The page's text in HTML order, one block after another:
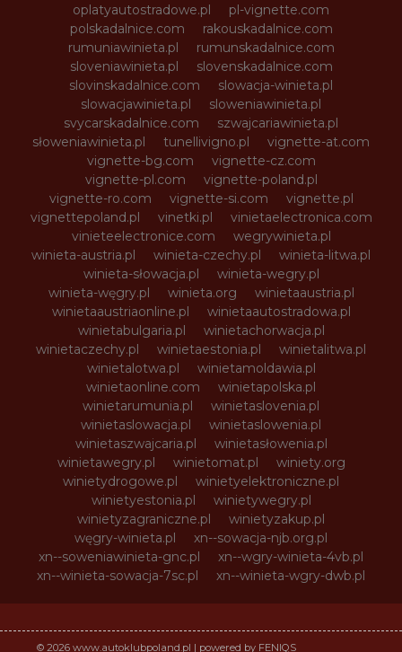
oplatyautostradowe.pl
pl-vignette.com
polskadalnice.com
rakouskadalnice.com
rumuniawinieta.pl
rumunskadalnice.com
sloveniawinieta.pl
slovenskadalnice.com
slovinskadalnice.com
slowacja-winieta.pl
slowacjawinieta.pl
sloweniawinieta.pl
svycarskadalnice.com
szwajcariawinieta.pl
słoweniawinieta.pl
tunellivigno.pl
vignette-at.com
vignette-bg.com
vignette-cz.com
vignette-pl.com
vignette-poland.pl
vignette-ro.com
vignette-si.com
vignette.pl
vignettepoland.pl
vinetki.pl
vinietaelectronica.com
vinieteelectronice.com
wegrywinieta.pl
winieta-austria.pl
winieta-czechy.pl
winieta-litwa.pl
winieta-słowacja.pl
winieta-wegry.pl
winieta-węgry.pl
winieta.org
winietaaustria.pl
winietaaustriaonline.pl
winietaautostradowa.pl
winietabulgaria.pl
winietachorwacja.pl
winietaczechy.pl
winietaestonia.pl
winietalitwa.pl
winietalotwa.pl
winietamoldawia.pl
winietaonline.com
winietapolska.pl
winietarumunia.pl
winietaslovenia.pl
winietaslowacja.pl
winietaslowenia.pl
winietaszwajcaria.pl
winietasłowenia.pl
winietawegry.pl
winietomat.pl
winiety.org
winietydrogowe.pl
winietyelektroniczne.pl
winietyestonia.pl
winietywegry.pl
winietyzagraniczne.pl
winietyzakup.pl
węgry-winieta.pl
xn--sowacja-njb.org.pl
xn--soweniawinieta-gnc.pl
xn--wgry-winieta-4vb.pl
xn--winieta-sowacja-7sc.pl
xn--winieta-wgry-dwb.pl
© 2026 www.autoklubpoland.pl | powered by FENIQS